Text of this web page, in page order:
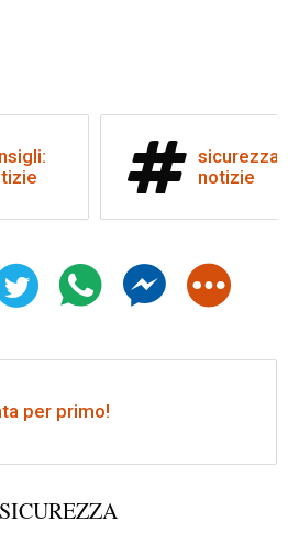
notizie
per primo!